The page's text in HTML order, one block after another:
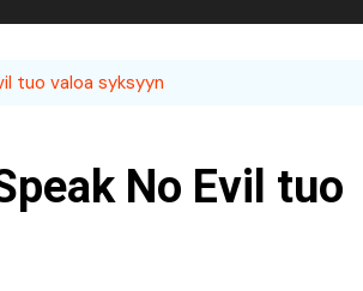
Messukalenteri
tuo valoa syksyyn
No Evil tuo